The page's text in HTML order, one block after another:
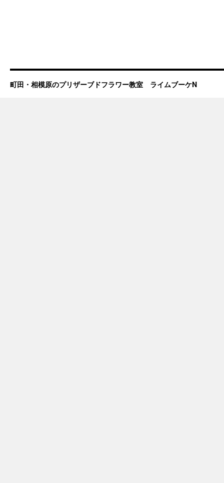
町田・相模原のプリザーブドフラワー教室 ライムブーケN